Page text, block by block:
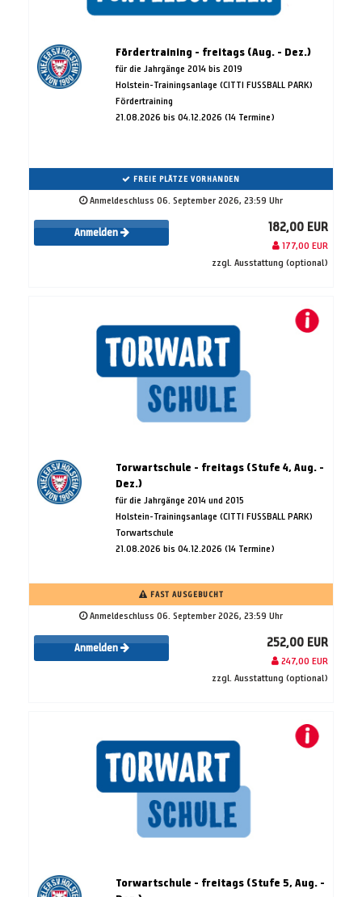
Fördertraining - freitags (Aug. - Dez.)
für die Jahrgänge 2014 bis 2019
Holstein-Trainingsanlage (CITTI FUSSBALL PARK)
Fördertraining
21.08.2026 bis 04.12.2026 (14 Termine)
FREIE PLÄTZE VORHANDEN
Anmeldeschluss 06. September 2026, 23:59 Uhr
Anmelden 182,00 EUR
177,00 EUR
zzgl. Ausstattung (optional)
Torwartschule - freitags (Stufe 4, Aug. -
Dez.)
für die Jahrgänge 2014 und 2015
Holstein-Trainingsanlage (CITTI FUSSBALL PARK)
Torwartschule
21.08.2026 bis 04.12.2026 (14 Termine)
FAST AUSGEBUCHT
Anmeldeschluss 06. September 2026, 23:59 Uhr
Anmelden 252,00 EUR
247,00 EUR
zzgl. Ausstattung (optional)
Torwartschule - freitags (Stufe 5, Aug. -